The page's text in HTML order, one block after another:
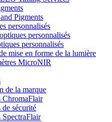
Pigments
personnalisés
personnalisés
personnalisés
mise en forme de la lumière
MicroNIR
de la marque
ChromaFlair
de sécurité
SpectraFlair